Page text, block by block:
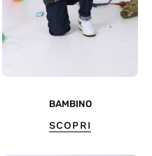
BAMBINO
SCOPRI